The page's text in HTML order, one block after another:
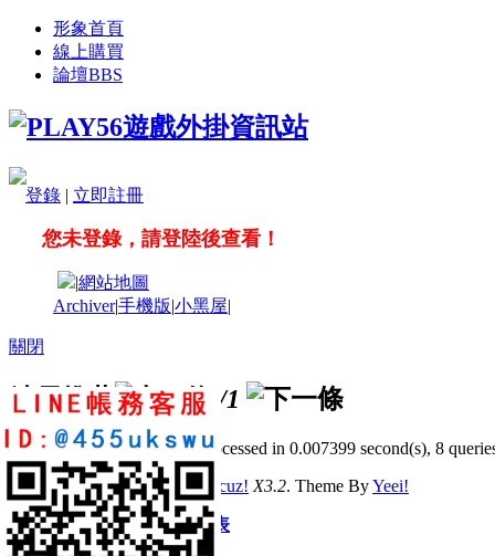
形象首頁
線上購買
論壇BBS
登錄 | 立即註冊
您未登錄，請登陸後查看！
|網站地圖
Archiver|手機版|小黑屋|
關閉
站長推薦 /1
GMT+8, 2026-8-9 05:06, Processed in 0.007399 second(s), 8
© 2001-2011 Powered byDiscuz! X3.2. Theme ByYeei!
快速回復 返回頂部 返回列表